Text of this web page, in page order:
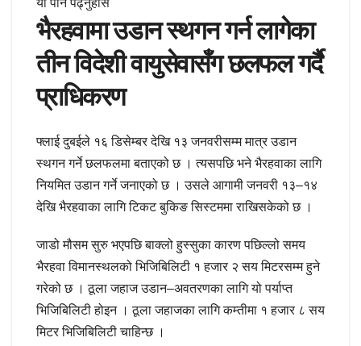
भैरहवामा उडान स्थगन गर्न लागेका
तीन विदेशी वायुसेवासँग छलफल गर्दै
प्राधिकरण
फ्लाई दुबईले १६ डिसेम्बर देखि १३ जनवरीसम्म मात्र उडान
स्थगन गर्ने छलफलमा बताएको छ । त्यसपछि भने भैरहवाका लागि
नियमित उडान गर्ने जनाएको छ । उसले आगामी जनवरी १३–१४
देखि भैरहवाका लागि टिकट बुकिङ सिस्टममा राखिसकेको छ ।
जाडो मौसम सुरु भएपछि बाक्लो हुस्सुका कारण पछिल्लो समय
भैरहवा विमानस्थलको भिजिबिलिटी १ हजार २ सय मिटरसम्म हुने
गरेको छ । ठूला जहाज उडान–अवतरणका लागि यो पर्याप्त
भिजिबिलिटी होइन । ठूला जहाजका लागि कम्तीमा १ हजार ८ सय
मिटर भिजिबिलिटी चाहिन्छ ।